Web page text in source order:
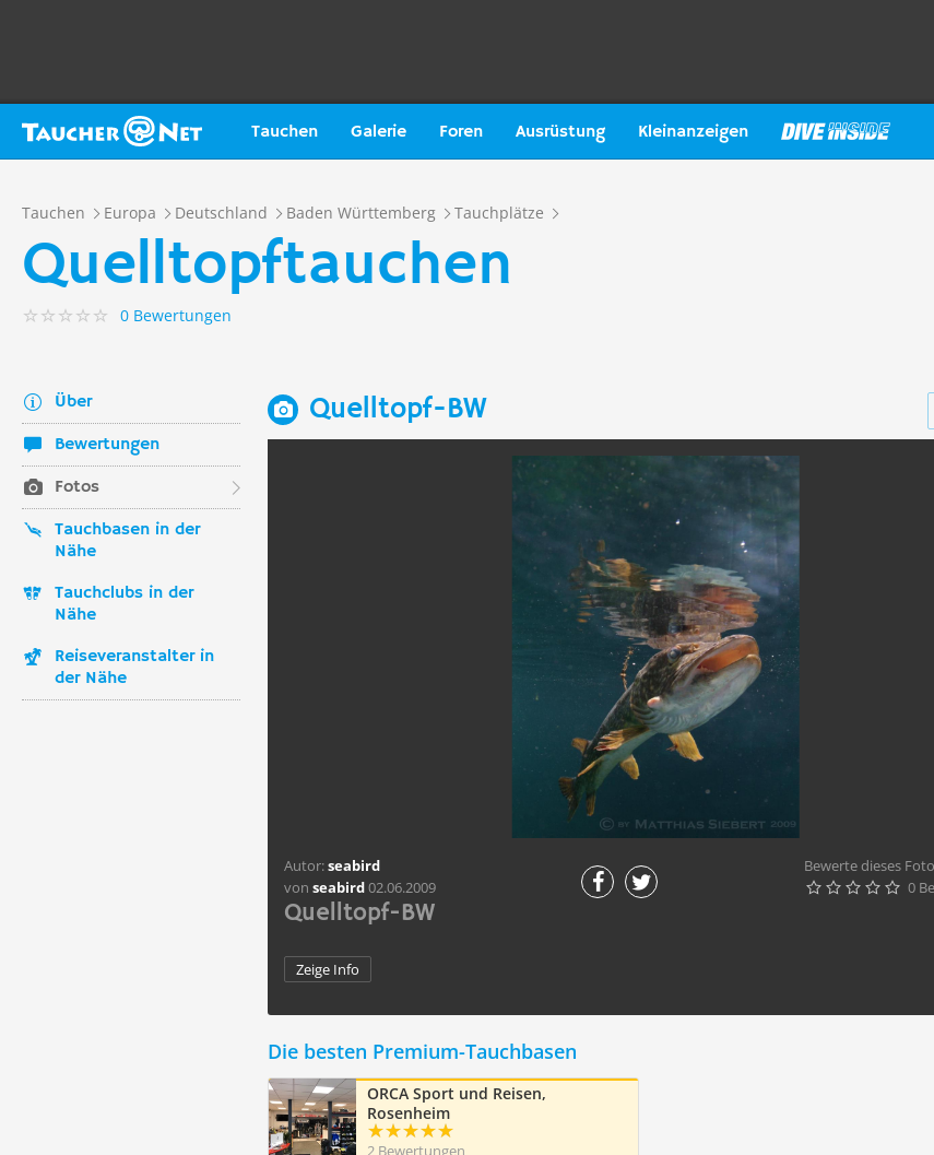
Tauchen Galerie Foren Ausrüstung Kleinanzeigen
Tauchen Europa Deutschland Baden Württemberg Tauchplätze
Quelltopftauchen
0 Bewertungen
Über
Bewertungen
Fotos
Tauchbasen in der
Nähe
Tauchclubs in der
Nähe
Reiseveranstalter in
der Nähe
Quelltopf-BW
Autor:seabird
von seabird02.06.2009
Bewerte dieses Foto
     0
Quelltopf-BW
Zeige Info
Die besten Premium-Tauchbasen
ORCA Sport und Reisen,
Rosenheim
2 Bewertungen